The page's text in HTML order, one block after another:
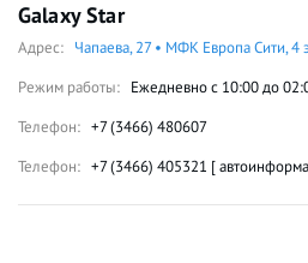
Galaxy Star
Адрес: Чапаева, 27 • МФК Европа Сити, 4
Режим работы: Ежедневно с 10:00 до
Телефон: +7 (3466) 480607
Телефон: +7 (3466) 405321 [